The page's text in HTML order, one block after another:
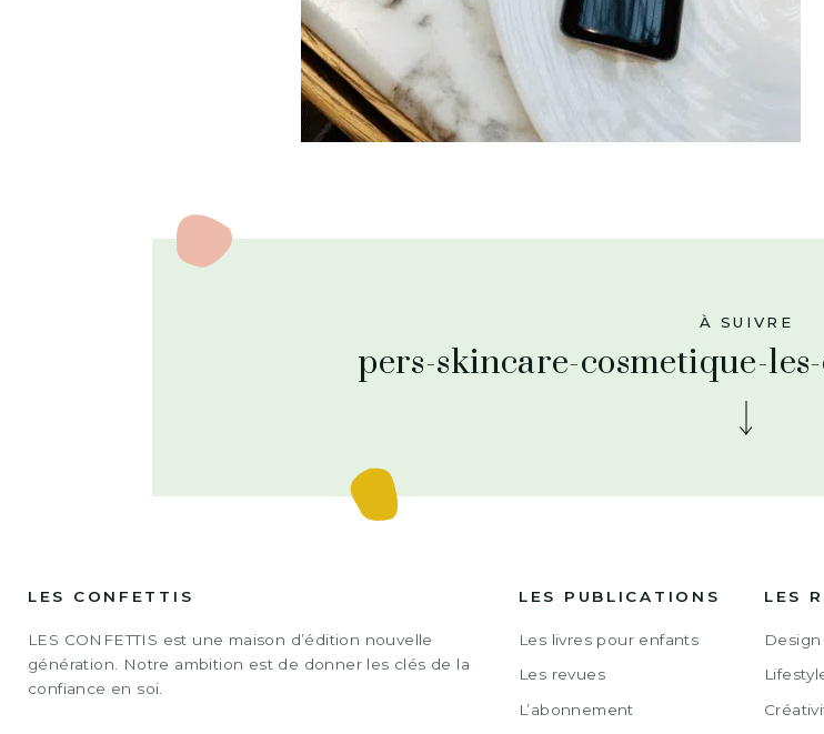
À SUIVRE
pers-skincare-cosmetique-
LES CONFETTIS
LES CONFETTIS est une maison d’édition nouvelle
génération. Notre ambition est de donner les clés de la
confiance en soi.
LES PUBLICATIONS
Les livres pour enfants
Les revues
L’abonnement
LES
Design